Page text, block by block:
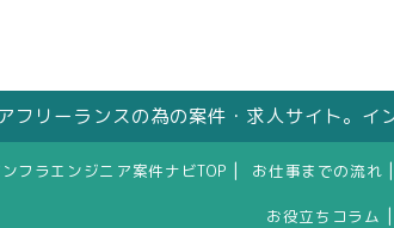
フリーランスの為の案件・求人サイト。イ
フラエンジニア案件ナビTOP お仕事までの流れ
お役立ちコラム